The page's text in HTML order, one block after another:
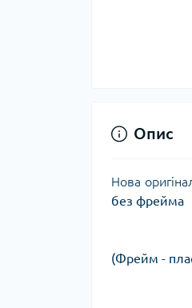
Опис
Нова
без фрейма
(Фрейм -